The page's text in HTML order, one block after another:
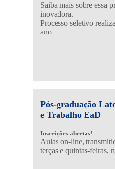
Saiba mais sobre essa
inovadora.
Processo seletivo
ano.
Pós-graduação
e Trabalho EaD
Inscrições abertas!
Aulas on-line,
terças e quintas-feiras,